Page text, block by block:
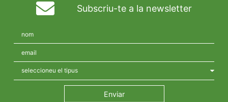
Subscriu-te a la newsletter